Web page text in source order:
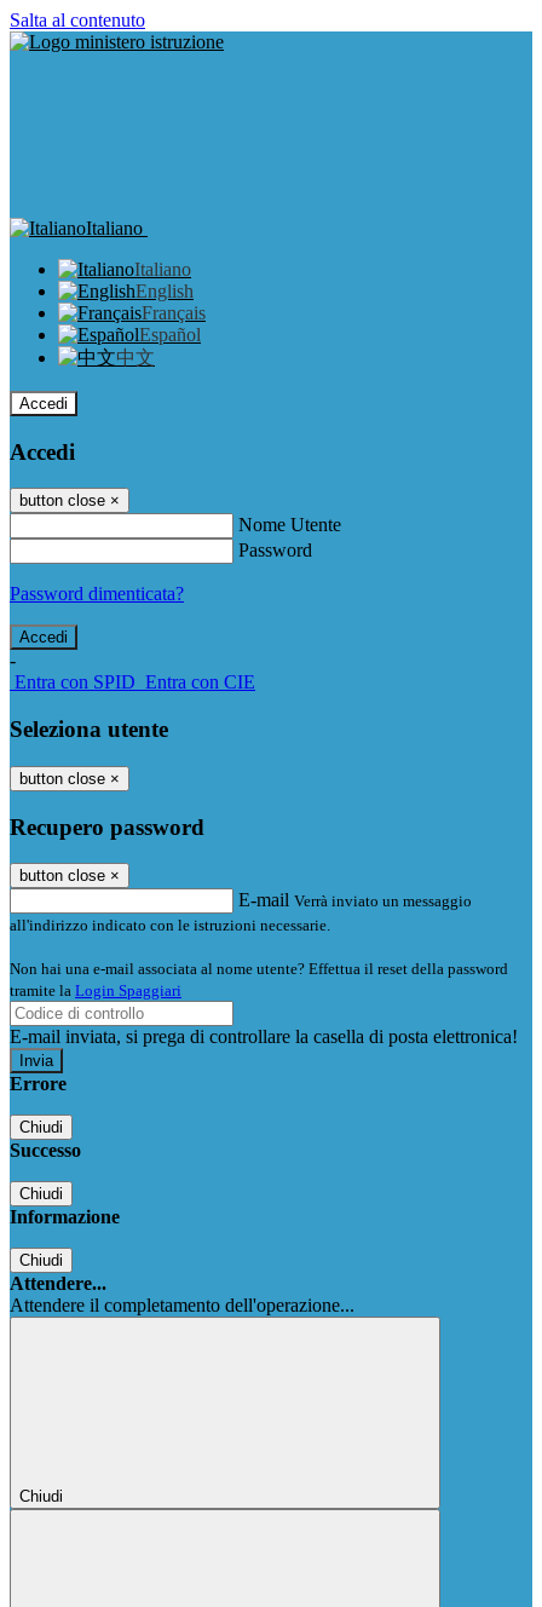
Salta al contenuto
Italiano
Italiano
English
Français
Español
中文
Accedi
Accedi
button close ×
Nome Utente
Password
Password dimenticata?
-
Entra con SPID Entra con CIE
Seleziona utente
button close ×
Recupero password
button close ×
E-mail Verrà inviato un messaggio
all'indirizzo indicato con le istruzioni necessarie.
Non hai una e-mail associata al nome utente? Effettua il reset della password
tramite la Login Spaggiari
E-mail inviata, si prega di controllare la casella di posta elettronica!
Errore
Chiudi
Successo
Chiudi
Informazione
Chiudi
Attendere...
Attendere il completamento dell'operazione...
Chiudi